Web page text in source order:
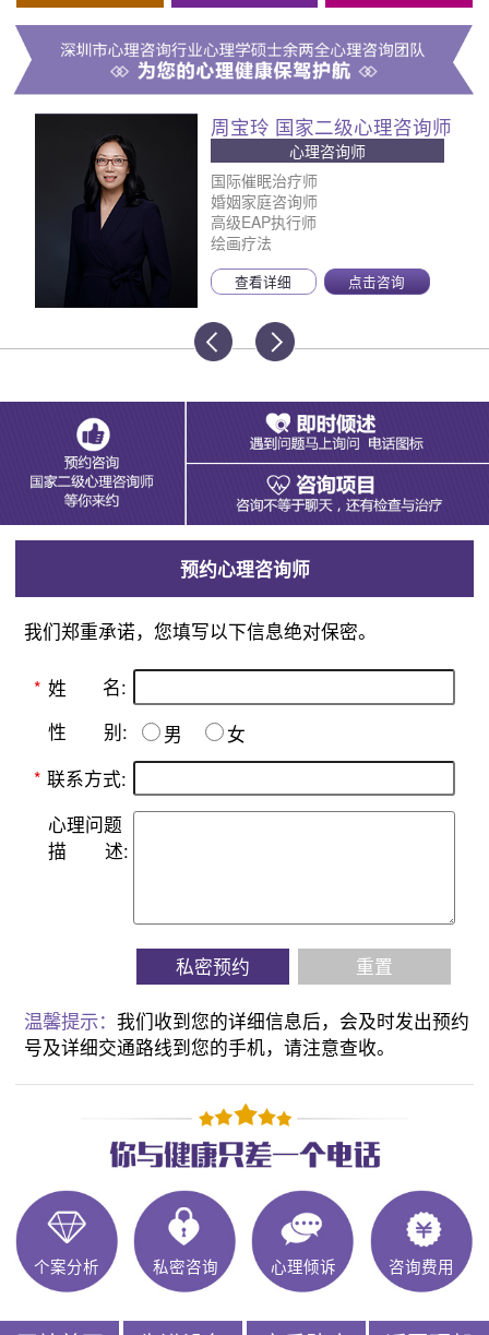
周宝玲 国家二级心理咨询师
心理咨询师
国际催眠治疗师
婚姻家庭咨询师
高级EAP执行师
绘画疗法
查看详细 点击咨询
预约心理咨询师
我们郑重承诺，您填写以下信息绝对保密。
* 姓 名:
性 别: 男
女
* 联系方式:
心理问题
描
述:
私密预约 重置
温馨提示：我们收到您的详细信息后，会及时发出预约
号及详细交通路线到您的手机，请注意查收。
个案分析 私密咨询 心理倾诉 咨询费用